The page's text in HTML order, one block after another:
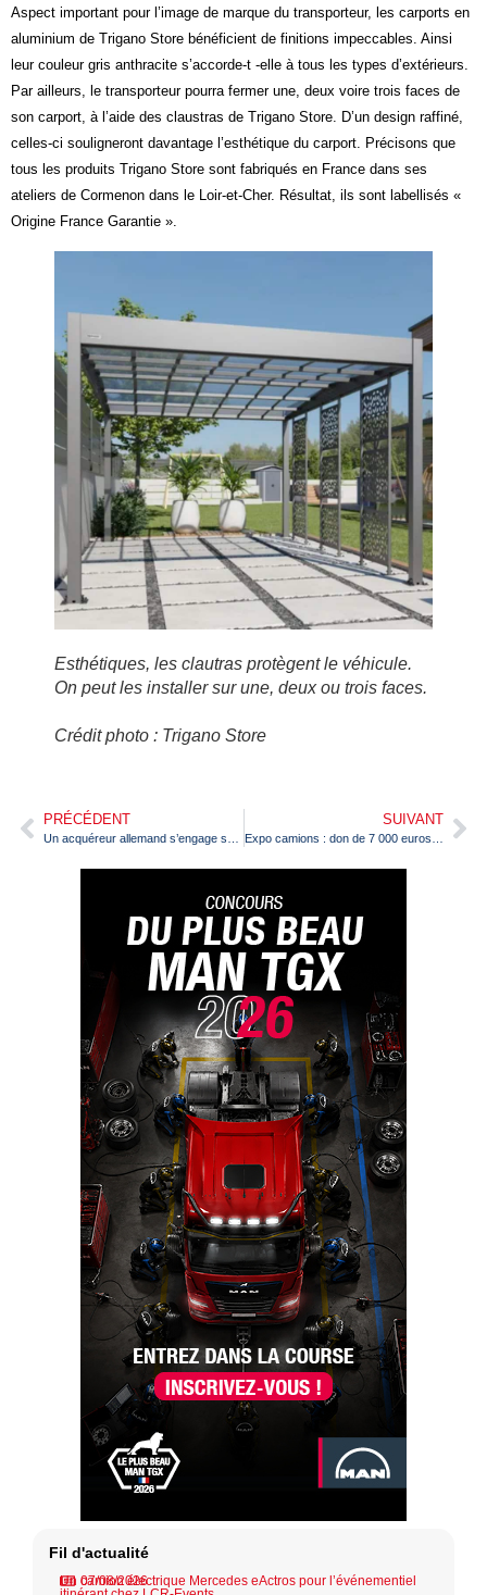
Aspect important pour l’image de marque du transporteur, les carports en
aluminium de Trigano Store bénéficient de finitions impeccables. Ainsi
leur couleur gris anthracite s’accorde-t -elle à tous les types d’extérieurs.
Par ailleurs, le transporteur pourra fermer une, deux voire trois faces de
son carport, à l’aide des claustras de Trigano Store. D’un design raffiné,
celles-ci souligneront davantage l’esthétique du carport. Précisons que
tous les produits Trigano Store sont fabriqués en France dans ses
ateliers de Cormenon dans le Loir-et-Cher. Résultat, ils sont labellisés «
Origine France Garantie ».
Esthétiques, les clautras protègent le véhicule.
On peut les installer sur une, deux ou trois faces.
Crédit photo : Trigano Store
PRÉCÉDENT SUIVANT
Fil d'actualité
07/08/2026
Un camion électrique Mercedes eActros pour l’événementiel